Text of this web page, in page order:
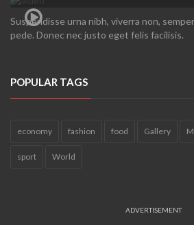
Suspendisse urna nibh, viverra non,
pede. Donec nec justo eget felis facilisis.
POPULAR TAGS
economy fashion food Gallery
sport World
ADVERTISEMENT